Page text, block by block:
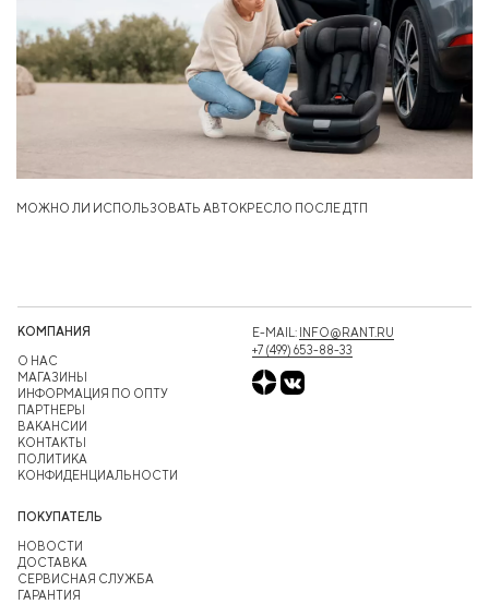
МОЖНО ЛИ ИСПОЛЬЗОВАТЬ АВТОКРЕСЛО ПОСЛЕ ДТП
КОМПАНИЯ
О НАС
МАГАЗИНЫ
ИНФОРМАЦИЯ ПО ОПТУ
ПАРТНЕРЫ
ВАКАНСИИ
КОНТАКТЫ
ПОЛИТИКА
КОНФИДЕНЦИАЛЬНОСТИ
ПОКУПАТЕЛЬ
НОВОСТИ
ДОСТАВКА
СЕРВИСНАЯ СЛУЖБА
ГАРАНТИЯ
E-MAIL: INFO@RANT.RU
+7 (499) 653-88-33